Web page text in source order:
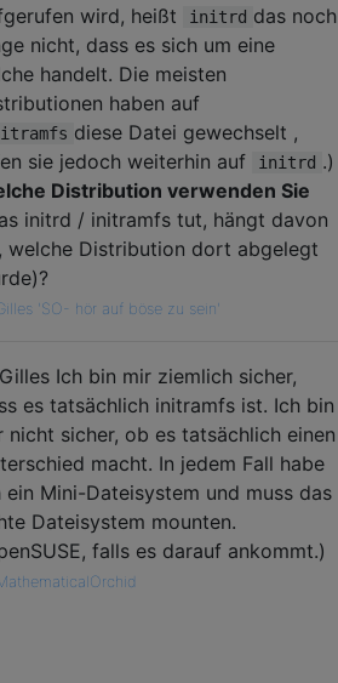
wird, heißt
initrd das noch
nicht, dass es sich um eine
handelt. Die meisten
haben auf
diese Datei gewechselt ,
sie jedoch weiterhin auf
initrd .)
Distribution verwenden Sie
initrd / initramfs tut, hängt davon
welche Distribution dort abgelegt
'SO- hör auf böse zu sein'
Ich bin mir ziemlich sicher,
es tatsächlich initramfs ist. Ich bin
nicht sicher, ob es tatsächlich einen
macht. In jedem Fall habe
ein Mini-Dateisystem und muss das
Dateisystem mounten.
falls es darauf ankommt.)